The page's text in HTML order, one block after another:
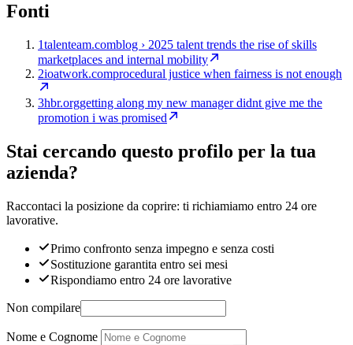
Fonti
1talenteam.comblog › 2025 talent trends the rise of skills
marketplaces and internal mobility
2ioatwork.comprocedural justice when fairness is not enough
3hbr.orggetting along my new manager didnt give me the
promotion i was promised
Stai cercando questo profilo per la tua
azienda?
Raccontaci la posizione da coprire: ti richiamiamo entro 24 ore
lavorative.
Primo confronto senza impegno e senza costi
Sostituzione garantita entro sei mesi
Rispondiamo entro 24 ore lavorative
Non compilare
Nome e Cognome